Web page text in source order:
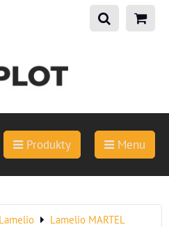
Produkty Menu
Lamelio MARTEL